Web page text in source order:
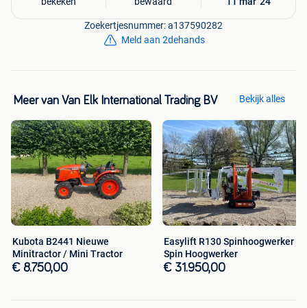
Zoekertjesnummer: a137590282
Meld aan 2dehands
Meer van Van Elk International Trading BV Bekijk alles
Kubota B2441 Nieuwe
Minitractor / Mini Tractor
€ 8.750,00
Easylift R130 Spinhoogwerker /
Spin Hoogwerker
€ 31.950,00